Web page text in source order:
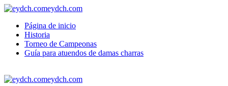
eydch.com
Página de inicio
Historia
Torneo de Campeonas
Guía para atuendos de damas charras
eydch.com